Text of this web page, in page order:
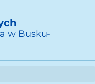
w Busku-